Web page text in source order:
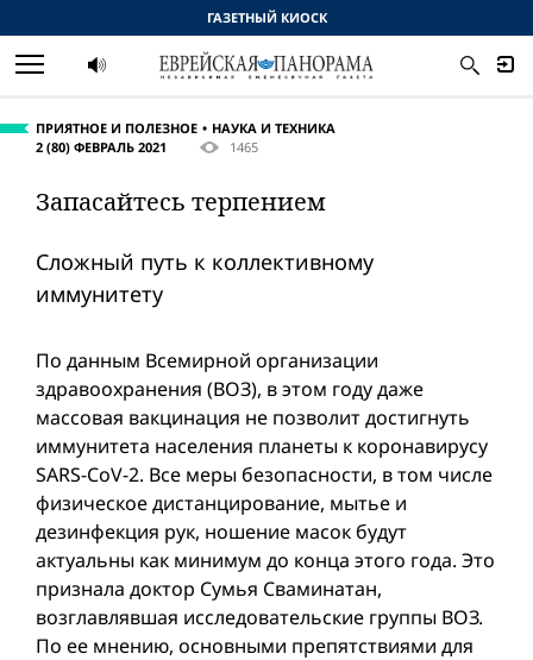
ПРИЯТНОЕ И ПОЛЕЗНОЕ
НАУКА И ТЕХНИКА
2 (80) ФЕВРАЛЬ 2021
1465
Запасайтесь терпением
Сложный путь к коллективному
иммунитету
По данным Всемирной организации
здравоохранения (ВОЗ), в этом году даже
массовая вакцинация не позволит достигнуть
иммунитета населения планеты к коронавирусу
SARS-CoV-2. Все меры безопасности, в том числе
физическое дистанцирование, мытье и
дезинфекция рук, ношение масок будут
актуальны как минимум до конца этого года. Это
признала доктор Сумья Сваминатан,
возглавлявшая исследовательские группы ВОЗ.
По ее мнению, основными препятствиями для
ГАЗЕТНЫЙ КИОСК